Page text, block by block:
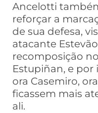
Ancelotti
reforçar a
de sua defesa,
atacante
recomposição
Estupiñan, e
ora Casemiro,
ficassem mais
ali.